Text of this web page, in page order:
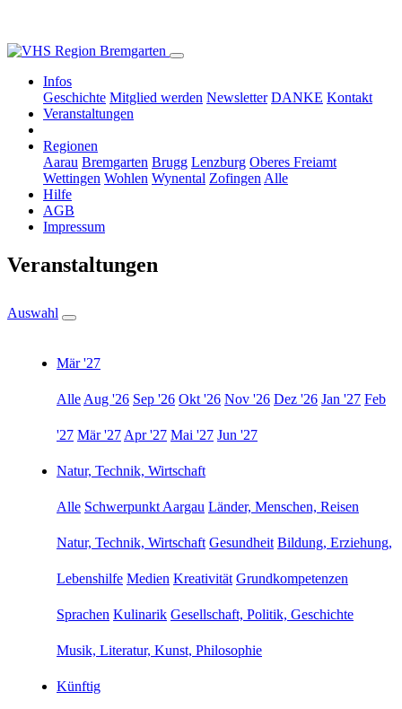
Infos
Geschichte Mitglied werden Newsletter DANKE Kontakt
Veranstaltungen
Regionen
Aarau Bremgarten Brugg Lenzburg Oberes Freiamt
Wettingen Wohlen Wynental Zofingen Alle
Hilfe
AGB
Impressum
Veranstaltungen
Auswahl
Mär '27
Alle Aug '26 Sep '26 Okt '26 Nov '26 Dez '26 Jan '27 Feb
'27 Mär '27 Apr '27 Mai '27 Jun '27
Natur, Technik, Wirtschaft
Alle Schwerpunkt Aargau Länder, Menschen, Reisen
Natur, Technik, Wirtschaft Gesundheit Bildung, Erziehung,
Lebenshilfe Medien Kreativität Grundkompetenzen
Sprachen Kulinarik Gesellschaft, Politik, Geschichte
Musik, Literatur, Kunst, Philosophie
Künftig